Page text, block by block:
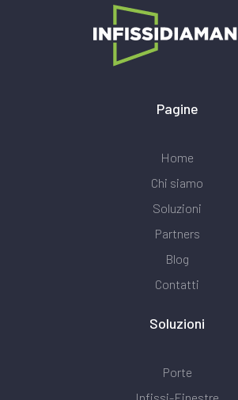
Pagine
Home
Chi siamo
Soluzioni
Partners
Blog
Contatti
Soluzioni
Porte